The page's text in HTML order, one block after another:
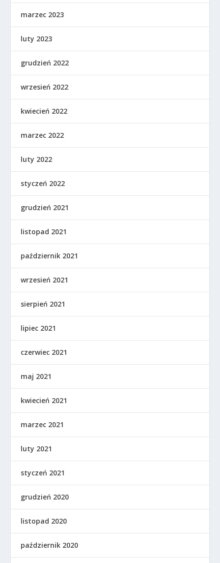
marzec 2023
luty 2023
grudzień 2022
wrzesień 2022
kwiecień 2022
marzec 2022
luty 2022
styczeń 2022
grudzień 2021
listopad 2021
październik 2021
wrzesień 2021
sierpień 2021
lipiec 2021
czerwiec 2021
maj 2021
kwiecień 2021
marzec 2021
luty 2021
styczeń 2021
grudzień 2020
listopad 2020
październik 2020